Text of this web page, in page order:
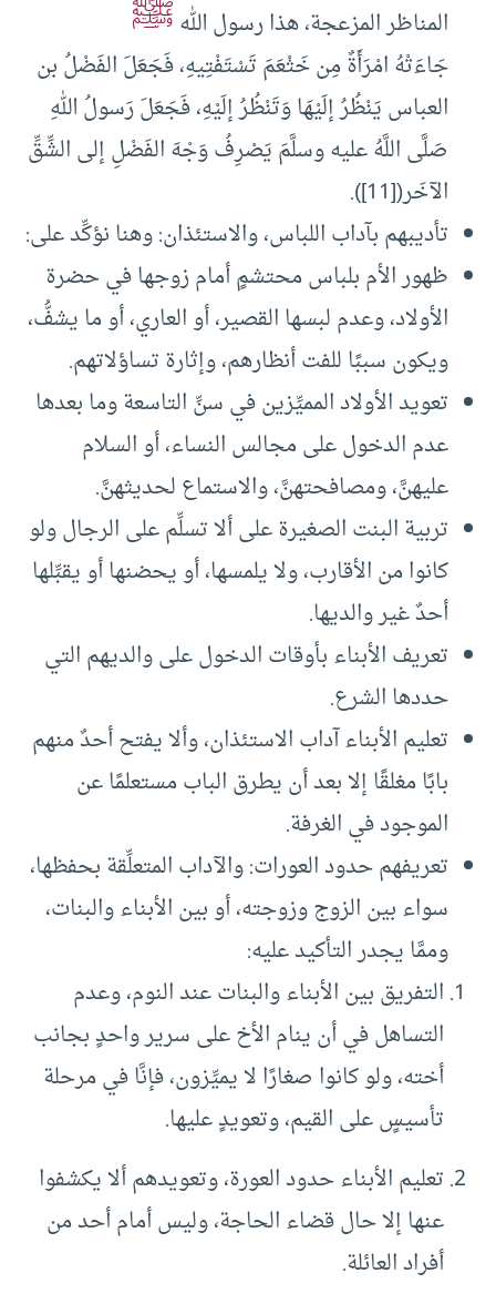
المناظر المزعجة، هذا رسول اللهﷺ
جَاءَتْهُ امْرَأَةٌ مِن خَثْعَمَ تَسْتَفْتِيهِ، فَجَعَلَ الفَضْلُ بن
العباس يَنْظُرُ إلَيْهَا وَتَنْظُرُ إلَيْهِ، فَجَعَلَ رَسولُ اللهِ
صَلَّى اللَّهُ عليه وسلَّمَ يَصْرِفُ وَجْهَ الفَضْلِ إلى الشِّقِّ
الآخَر([11]).
تأديبهم بآداب اللباس، والاستئذان: وهنا نؤكِّد على:
ظهور الأم بلباس محتشمٍ أمام زوجها في حضرة
الأولاد، وعدم لبسها القصير، أو العاري، أو ما يشفُّ،
ويكون سببًا للفت أنظارهم، وإثارة تساؤلاتهم.
تعويد الأولاد المميِّزين في سنِّ التاسعة وما بعدها
عدم الدخول على مجالس النساء، أو السلام
عليهنَّ، ومصافحتهنَّ، والاستماع لحديثهنَّ.
تربية البنت الصغيرة على ألا تسلِّم على الرجال ولو
كانوا من الأقارب، ولا يلمسها، أو يحضنها أو يقبِّلها
أحدٌ غير والديها.
تعريف الأبناء بأوقات الدخول على والديهم التي
حددها الشرع.
تعليم الأبناء آداب الاستئذان، وألا يفتح أحدٌ منهم
بابًا مغلقًا إلا بعد أن يطرق الباب مستعلمًا عن
الموجود في الغرفة.
تعريفهم حدود العورات: والآداب المتعلِّقة بحفظها،
سواء بين الزوج وزوجته، أو بين الأبناء والبنات،
وممَّا يجدر التأكيد عليه:
التفريق بين الأبناء والبنات عند النوم، وعدم
التساهل في أن ينام الأخ على سرير واحدٍ بجانب
أخته، ولو كانوا صغارًا لا يميِّزون، فإنَّا في مرحلة
تأسيسٍ على القيم، وتعويدٍ عليها.
تعليم الأبناء حدود العورة، وتعويدهم ألا يكشفوا
عنها إلا حال قضاء الحاجة، وليس أمام أحد من
أفراد العائلة.